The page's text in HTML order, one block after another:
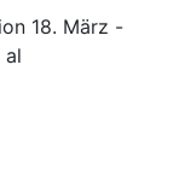
18. März -
al